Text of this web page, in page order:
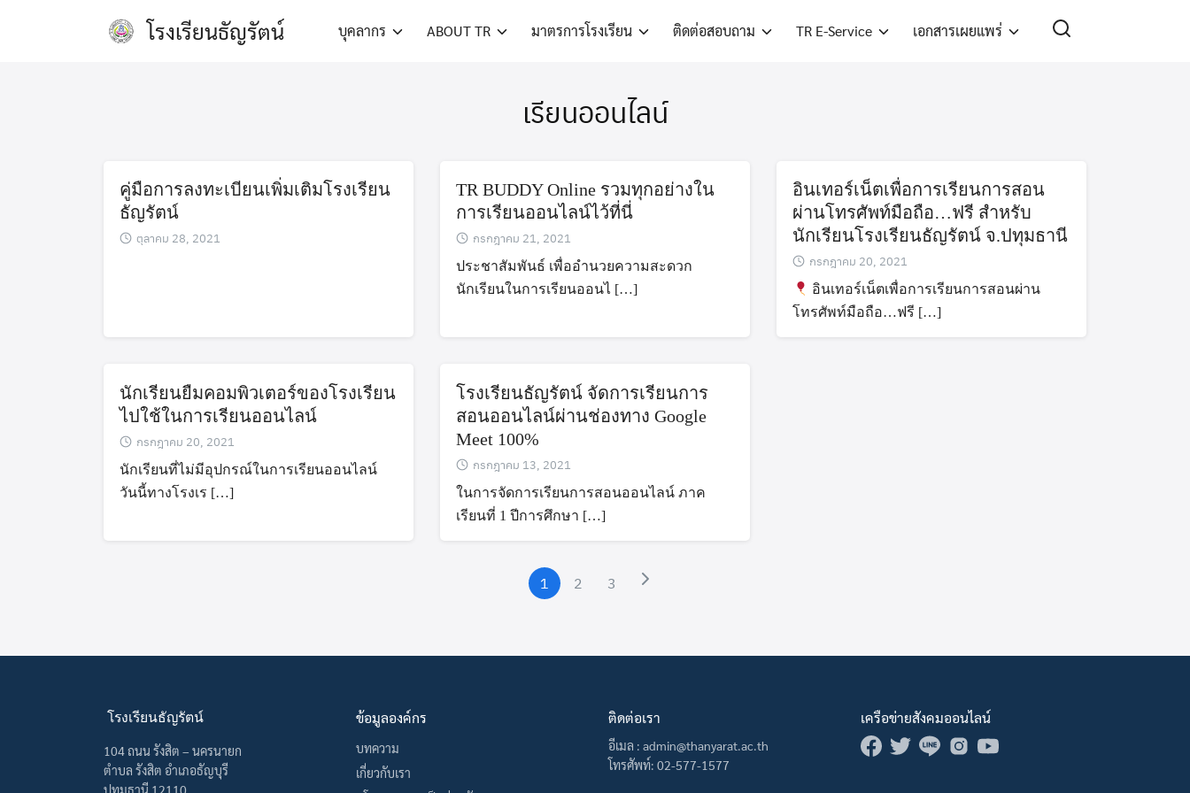
โรงเรียนธัญรัตน์ บุคลากร ABOUT TR มาตรการโรงเรียน ติดต่อสอบถาม TR E-Service เอกสารเผยแพร่
Search
for:
เรียนออนไลน์
คู่มือการลงทะเบียนเพิ่มเติมโรงเรียน
ธัญรัตน์
ตุลาคม 28, 2021
TR BUDDY Online รวมทุกอย่างใน
การเรียนออนไลน์ไว้ที่นี่
กรกฎาคม 21, 2021
ประชาสัมพันธ์ เพื่ออำนวยความสะดวก
นักเรียนในการเรียนออนไ […]
อินเทอร์เน็ตเพื่อการเรียนการสอน
ผ่านโทรศัพท์มือถือ…ฟรี สำหรับ
นักเรียนโรงเรียนธัญรัตน์ จ.ปทุมธานี
กรกฎาคม 20, 2021
อินเทอร์เน็ตเพื่อการเรียนการสอนผ่าน
โทรศัพท์มือถือ…ฟรี […]
นักเรียนยืมคอมพิวเตอร์ของโรงเรียน
ไปใช้ในการเรียนออนไลน์
กรกฎาคม 20, 2021
นักเรียนที่ไม่มีอุปกรณ์ในการเรียนออนไลน์
วันนี้ทางโรงเร […]
โรงเรียนธัญรัตน์ จัดการเรียนการ
สอนออนไลน์ผ่านช่องทาง Google
Meet 100%
กรกฎาคม 13, 2021
ในการจัดการเรียนการสอนออนไลน์ ภาค
เรียนที่ 1 ปีการศึกษา […]
1 2 3
โรงเรียนธัญรัตน์
104 ถนน รังสิต – นครนายก
ตำบล รังสิต อำเภอธัญบุรี
ปทุมธานี 12110
ข้อมูลองค์กร
บทความ
เกี่ยวกับเรา
ติดต่อเรา
อีเมล : admin@thanyarat.ac.th
โทรศัพท์: 02-577-1577
เครือข่ายสังคมออนไลน์